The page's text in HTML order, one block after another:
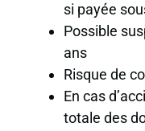
si payée
Possible
ans
Risque de
En cas
totale des